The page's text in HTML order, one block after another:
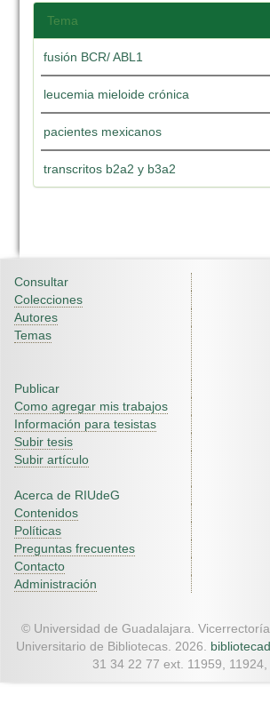
Tema
fusión BCR/ ABL1
leucemia mieloide crónica
pacientes mexicanos
transcritos b2a2 y b3a2
Consultar
Colecciones
Autores
Temas
Publicar
Como agregar mis trabajos
Información para tesistas
Subir tesis
Subir artículo
Acerca de RIUdeG
Contenidos
Políticas
Preguntas frecuentes
Contacto
Administración
© Universidad de Guadalajara.
Universitario de Bibliotecas. 2026.
31 34 22 77 ext. 11959,